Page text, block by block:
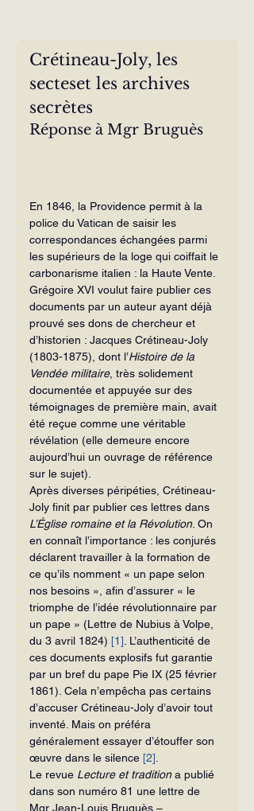
Crétineau-Joly, les
secteset les archives
secrètes
Réponse à Mgr Bruguès
En 1846, la Providence permit à la
police du Vatican de saisir les
correspondances échangées parmi
les supérieurs de la loge qui coiffait le
carbonarisme italien : la Haute Vente.
Grégoire XVI voulut faire publier ces
documents par un auteur ayant déjà
prouvé ses dons de chercheur et
d’historien : Jacques Crétineau-Joly
(1803-1875), dont l’Histoire de la
Vendée militaire, très solidement
documentée et appuyée sur des
témoignages de première main, avait
été reçue comme une véritable
révélation (elle demeure encore
aujourd’hui un ouvrage de référence
sur le sujet).
Après diverses péripéties, Crétineau-
Joly finit par publier ces lettres dans
L’Église romaine et la Révolution. On
en connaît l’importance : les conjurés
déclarent travailler à la formation de
ce qu’ils nomment « un pape selon
nos besoins », afin d’assurer « le
triomphe de l’idée révolutionnaire par
un pape » (Lettre de Nubius à Volpe,
du 3 avril 1824) [1] . L’authenticité de
ces documents explosifs fut garantie
par un bref du pape Pie IX (25 février
1861). Cela n’empêcha pas certains
d’accuser Crétineau-Joly d’avoir tout
inventé. Mais on préféra
généralement essayer d’étouffer son
œuvre dans le silence [2]
Le revue Lecture et tradition a publié
dans son numéro 81 une lettre de
Mgr Jean-Louis Bruguès –